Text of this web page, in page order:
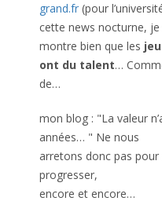
grand.fr (pour
cette news nocturne,
montre bien que les
ont du talent…
de…
mon blog : "La valeur
années… " Ne nous
arretons donc pas
progresser,
encore et encore…